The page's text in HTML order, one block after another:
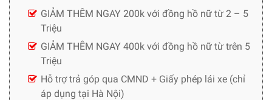
GIẢM THÊM NGAY 200k với đồng hồ nữ từ 2 – 5
Triệu
GIẢM THÊM NGAY 400k với đồng hồ nữ từ trên 5
Triệu
Hỗ trợ trả góp qua CMND + Giấy phép lái xe (chỉ
áp dụng tại Hà Nội)